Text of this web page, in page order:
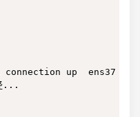
connection up  ens37
...